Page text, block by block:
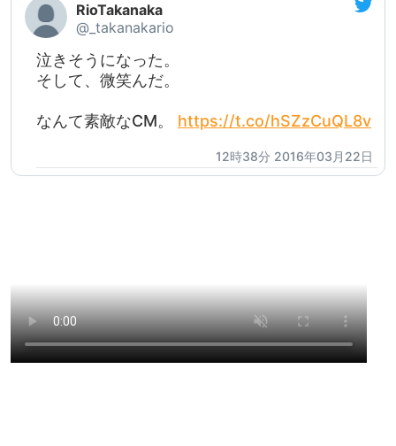
RioTakanaka
@_takanakario
泣きそうになった。
そして、微笑んだ。
なんて素敵なCM。 https://t.co/hSZzCuQL8v
12時38分 2016年03月22日